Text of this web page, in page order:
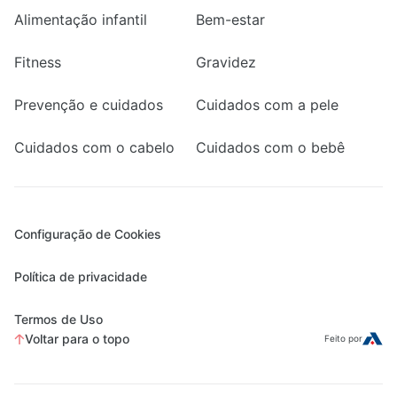
Alimentação infantil Bem-estar
Fitness Gravidez
Prevenção e cuidados Cuidados com a pele
Cuidados com o cabelo Cuidados com o bebê
Configuração de Cookies
Política de privacidade
Termos de Uso
Voltar para o topo
Feito por